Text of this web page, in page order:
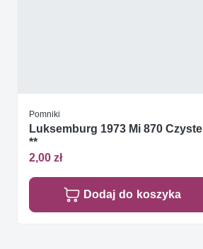
Pomniki
Luksemburg 1973 Mi 870 Czyste
**
2,00 zł
Dodaj do koszyka